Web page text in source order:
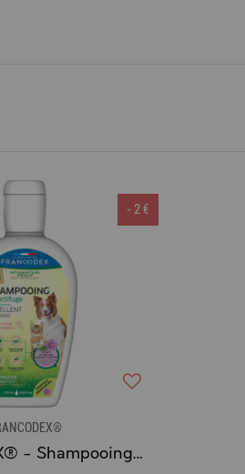
- 2 €
FRANCODEX® - Shampooing Insectifuge Chien & Chat